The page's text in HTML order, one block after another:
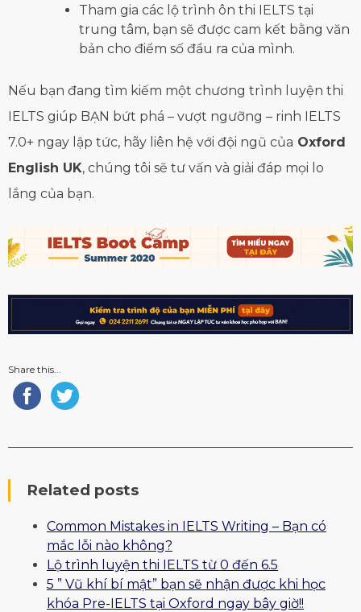
Tham gia các lộ trình ôn thi IELTS tại
trung tâm, bạn sẽ được cam kết bằng văn
bản cho điểm số đầu ra của mình.
Nếu bạn đang tìm kiếm một chương trình luyện thi
IELTS giúp BẠN bứt phá – vượt ngưỡng – rinh IELTS
7.0+ ngay lập tức, hãy liên hệ với đội ngũ của Oxford
English UK, chúng tôi sẽ tư vấn và giải đáp mọi lo
lắng của bạn.
Share this...
Related posts
Common Mistakes in IELTS Writing – Bạn có
mắc lỗi nào không?
Lộ trình luyện thi IELTS từ 0 đến 6.5
5 ” Vũ khí bí mật” bạn sẽ nhận được khi học
khóa Pre-IELTS tại Oxford ngay bây giờ!!